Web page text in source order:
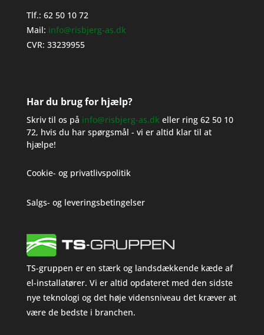
Tlf.: 62 50 10 72
Mail: info@risbjerg-as.dk
CVR: 33239955
Har du brug for hjælp?
Skriv til os på info@risbjerg-as.dk eller ring 62 50 10
72, hvis du har spørgsmål - vi er altid klar til at
hjælpe!
Cookie- og privatlivspolitik
Salgs- og leveringsbetingelser
TS-gruppen er en stærk og landsdækkende kæde af
el-installatører. Vi er altid opdateret med den sidste
nye teknologi og det høje vidensniveau det kræver at
være de bedste i branchen.